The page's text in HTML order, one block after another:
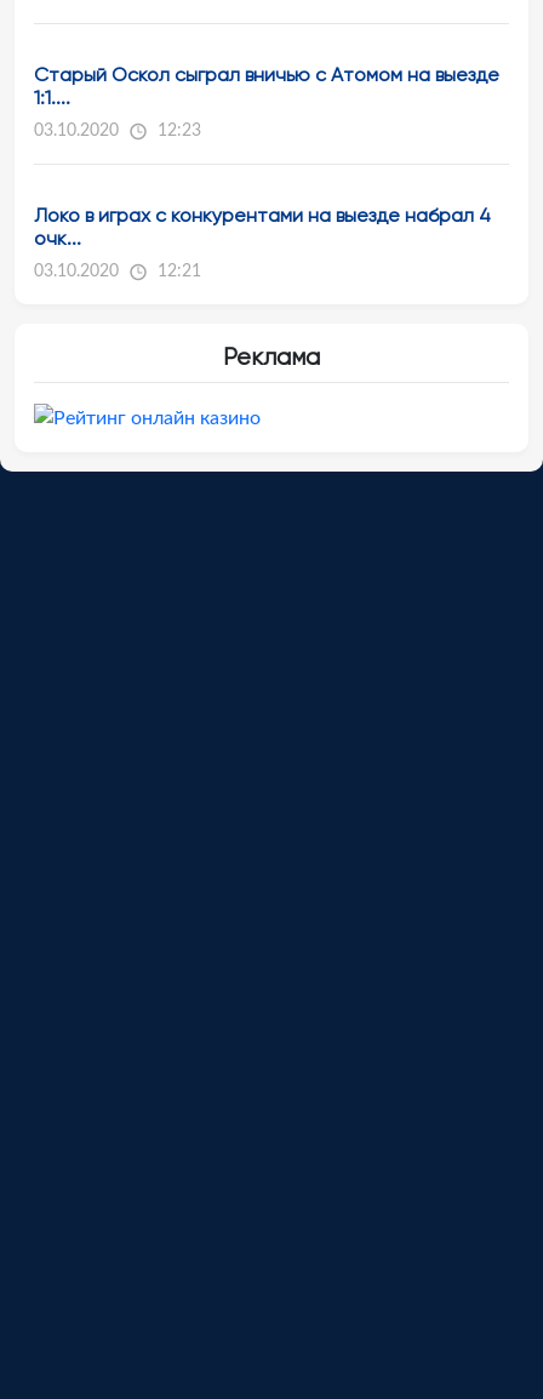
Старый Оскол сыграл вничью с Атомом на выезде
1:1....
03.10.2020 12:23
Локо в играх с конкурентами на выезде набрал 4
очк...
03.10.2020 12:21
Реклама